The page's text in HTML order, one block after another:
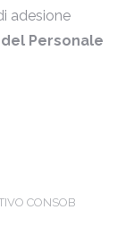
adesione
Personale
CONSOB